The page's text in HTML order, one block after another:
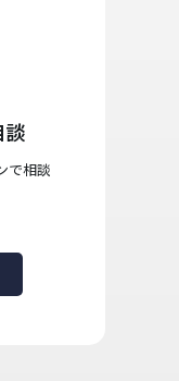
談
で相談